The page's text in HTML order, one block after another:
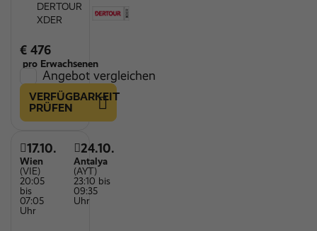
DERTOUR
XDER
€ 476
pro Erwachsenen
Angebot vergleichen
VERFÜGBARKEIT
PRÜFEN
17.10.
Wien
(VIE)
20:05
bis
07:05
Uhr
24.10.
Antalya
(AYT)
23:10 bis
09:35
Uhr